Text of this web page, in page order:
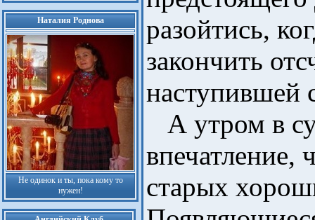
Наталия Роднова
Не одинок и ты, пока кому то
нужен!
разойтись,
закончить
наступившей
А утром в
впечатление,
старых